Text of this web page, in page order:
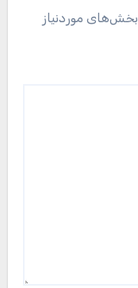
بخش‌های موردنیاز